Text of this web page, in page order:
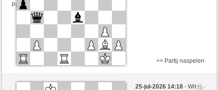
Partij telt mee voor de ranglijst
Zwart
Ahnungslose (1338) (-2)
>> Partij naspelen
25-jul-2026 14:18- Wit is